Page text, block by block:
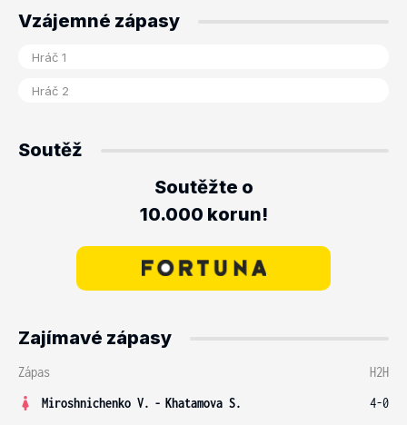
Vzájemné zápasy
Soutěž
Soutěžte o
10.000 korun!
Zajímavé zápasy
Zápas
H2H
Miroshnichenko V. - Khatamova S.
4-0